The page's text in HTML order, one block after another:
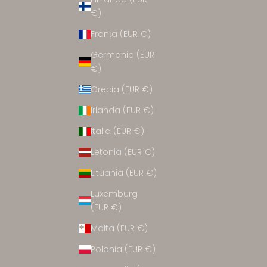
€)
Franța (EUR €)
Germania (EUR
€)
Grecia (EUR €)
Irlanda (EUR €)
Italia (EUR €)
Letonia (EUR €)
Lituania (EUR €)
Luxemburg
(EUR €)
Malta (EUR €)
Polonia (EUR €)